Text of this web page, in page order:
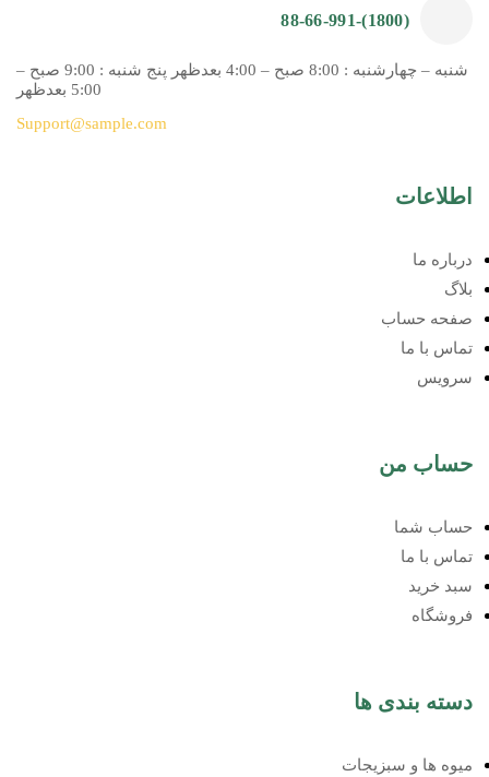
(1800)-88-66-991
شنبه – چهارشنبه : 8:00 صبح – 4:00 بعدظهر پنج شنبه : 9:00 صبح –
5:00 بعدظهر
Support@sample.com
اطلاعات
درباره ما
بلاگ
صفحه حساب
تماس با ما
سرویس
حساب من
حساب شما
تماس با ما
سبد خرید
فروشگاه
دسته بندی ها
میوه ها و سبزیجات